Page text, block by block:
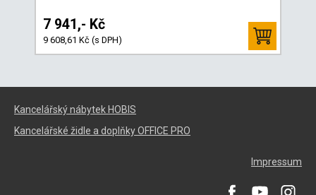
7 941,- Kč
9 608,61 Kč (s DPH)
Kancelářský nábytek HOBIS
Kancelářské židle a doplňky OFFICE PRO
Impressum